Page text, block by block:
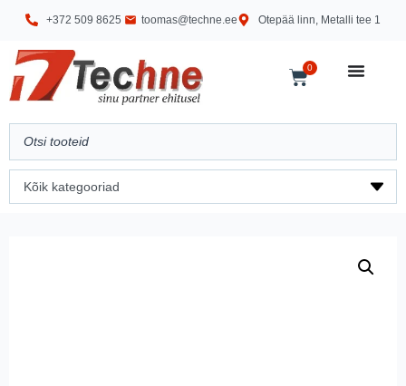
+372 509 8625 toomas@techne.ee Otepää linn, Metalli tee 1
0